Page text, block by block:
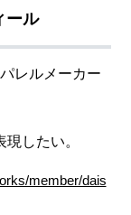
ール
レルメーカー
したい。
member/dais